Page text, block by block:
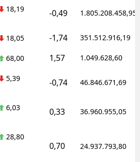
18,19 -0,49 1.805.208.458,95
18,05 -1,74 351.512.916,19
68,00 1,57 1.049.628,60
5,39 -0,74 46.846.671,69
6,03 0,33 36.960.955,05
28,80
0,70 24.937.793,80